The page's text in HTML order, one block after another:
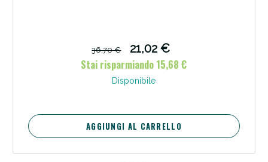
36,70 €
21,02 €
Stai risparmiando 15,68 €
Disponibile
AGGIUNGI AL CARRELLO